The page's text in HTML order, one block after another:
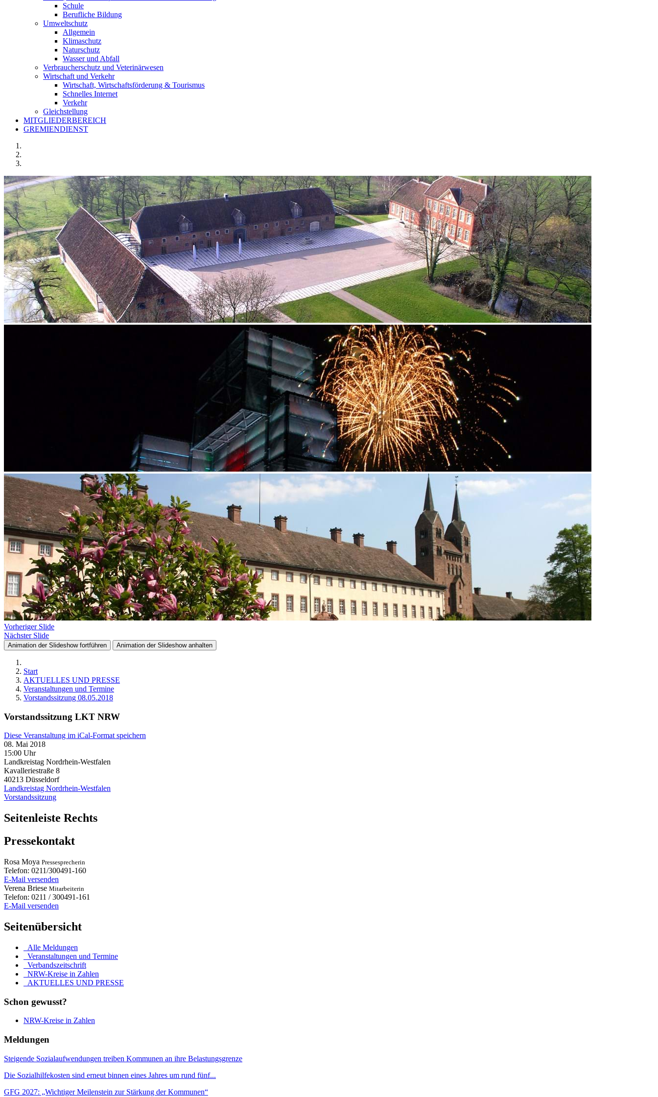
Schule
Berufliche Bildung
Umweltschutz
Allgemein
Klimaschutz
Naturschutz
Wasser und Abfall
Verbraucherschutz und Veterinärwesen
Wirtschaft und Verkehr
Wirtschaft, Wirtschaftsförderung & Tourismus
Schnelles Internet
Verkehr
Gleichstellung
MITGLIEDERBEREICH
GREMIENDIENST
Vorheriger Slide
Nächster Slide
Animation der Slideshow fortführen Animation der Slideshow anhalten
Start
AKTUELLES UND PRESSE
Veranstaltungen und Termine
Vorstandssitzung 08.05.2018
Vorstandssitzung LKT NRW
Diese Veranstaltung im iCal-Format speichern
08. Mai 2018
15:00 Uhr
Landkreistag Nordrhein-Westfalen
Kavalleriestraße 8
40213 Düsseldorf
Landkreistag Nordrhein-Westfalen
Vorstandssitzung
Seitenleiste Rechts
Pressekontakt
Rosa Moya Pressesprecherin
Telefon: 0211/300491-160
E-Mail versenden
Verena Briese Mitarbeiterin
Telefon: 0211 / 300491-161
E-Mail versenden
Seitenübersicht
Alle Meldungen
Veranstaltungen und Termine
Verbandszeitschrift
NRW-Kreise in Zahlen
AKTUELLES UND PRESSE
Schon gewusst?
NRW-Kreise in Zahlen
Meldungen
Steigende Sozialaufwendungen treiben Kommunen an ihre Belastungsgrenze
Die Sozialhilfekosten sind erneut binnen eines Jahres um rund fünf...
GFG 2027: „Wichtiger Meilenstein zur Stärkung der Kommunen“